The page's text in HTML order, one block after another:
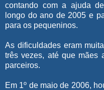
contando com a ajuda
longo do ano de 2005 e
para os pequeninos.
As dificuldades eram
três vezes, até que mães
parceiros.
Em 1º de maio de 2006,